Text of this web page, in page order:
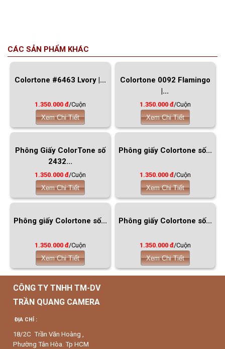
CÁC SẢN PHẨM KHÁC
Colortone #6463 Lvory |...
1.350.000 đ/Cuộn
Xem Chi Tiết
Colortone 0092 Flamingo
|...
1.350.000 đ/Cuộn
Xem Chi Tiết
Phông Giấy ColorTone số
2432...
1.350.000 đ/Cuộn
Xem Chi Tiết
Phông giấy Colortone số...
1.350.000 đ/Cuộn
Xem Chi Tiết
Phông giấy Colortone số...
1.350.000 đ/Cuộn
Xem Chi Tiết
Phông giấy Colortone số...
1.350.000 đ/Cuộn
Xem Chi Tiết
CÔNG TY TNHH TM-DV
TRẦN QUANG CAMERA
ĐỊA CHỈ :
18/2C Trần Văn Hoàng ,
Phường Tân Hòa. Tp HCM